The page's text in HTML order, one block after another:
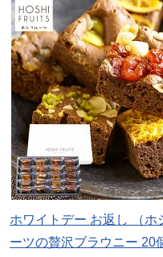
ホワイトデー お返し （
ーツの贅沢ブラウニー 20